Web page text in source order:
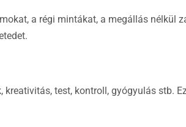
a régi mintákat, a megállás nélkül
test, kontroll, gyógyulás stb.